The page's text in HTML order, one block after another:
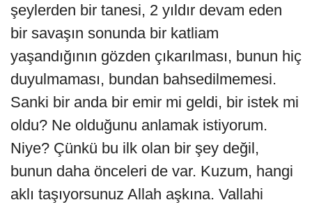
şeylerden bir tanesi, 2 yıldır devam eden
bir savaşın sonunda bir katliam
yaşandığının gözden çıkarılması, bunun hiç
duyulmaması, bundan bahsedilmemesi.
Sanki bir anda bir emir mi geldi, bir istek mi
oldu? Ne olduğunu anlamak istiyorum.
Niye? Çünkü bu ilk olan bir şey değil,
bunun daha önceleri de var. Kuzum, hangi
aklı taşıyorsunuz Allah aşkına. Vallahi